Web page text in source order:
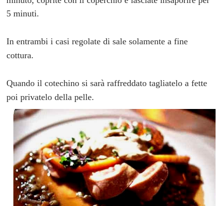
5 minuti.
In entrambi i casi regolate di sale solamente a fine
cottura.
Quando il cotechino si sarà raffreddato tagliatelo a fette
poi privatelo della pelle.